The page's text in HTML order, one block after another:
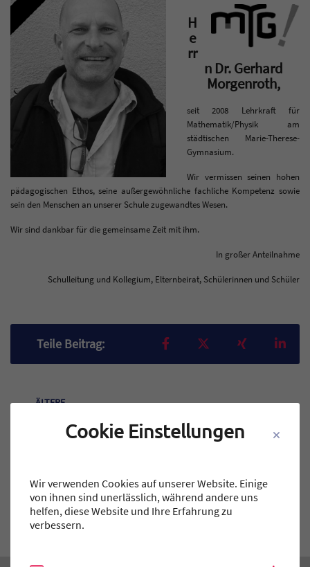
H
e
rr
n Dr. Gerhard
Morgenroth,
seit 2008 Lehrkraft für
Mathematik/Physik am
städtischen Marie-Therese-
Gymnasium.
Wir vermissen seinen hohen
pädagogischen Ethos, seine außergewöhnliche fachliche Kompetenz sowie
sein den Menschen an unserer Schule zugewandtes Wesen.
Wir sind dankbar für die gemeinsame Zeit mit ihm.
In großer Anteilnahme
Schulleitung und Kollegium, Elternbeirat, Schülerinnen und Schüler
Teile Beitrag: Teilen auf Facebook
Teilen auf XTeilen auf
ÄLTERE
Titel für Beitrag
Kunterbuntes Treiben beim langersehnten Weihnachtsbasar
NEUERE
Titel für Beitrag
SOR-Aktion am Internationalen Tag des Gedenkens an die Opfer des Holocaust
Cookie Einstellungen
Wir verwenden Cookies auf unserer Website. Einige
von ihnen sind unerlässlich, während andere uns
helfen, diese Website und Ihre Erfahrung zu
verbessern.